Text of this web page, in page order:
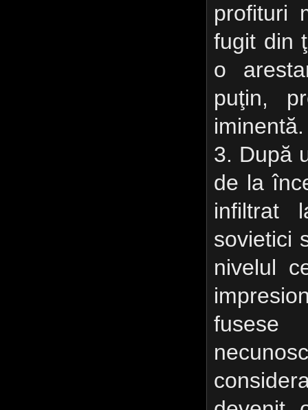
profituri
fugit din
o
puţin,
iminentă.
3. După
de la
infiltrat
sovietici
nivelul